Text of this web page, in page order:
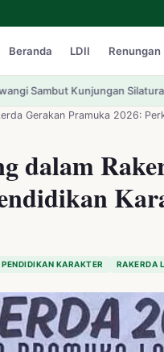
Beranda LDII Renungan
BAZNASSinergi
Gerakan Pramuka 2026:
dalam
PENDIDIKAN KARAKTER RAKERDA